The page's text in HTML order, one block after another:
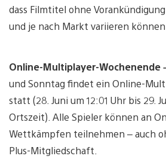
dass Filmtitel ohne
und je nach Markt variieren
Online-Multiplayer-Wochenende
und Sonntag findet ein Online-
statt (28. Juni um 12:01 Uhr bis 29.
Ortszeit). Alle Spieler können an
Wettkämpfen teilnehmen – auch
Plus-Mitgliedschaft.